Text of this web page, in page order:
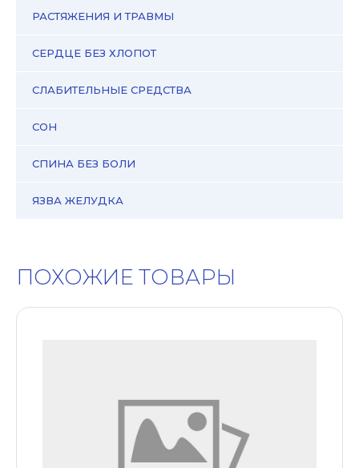
РАСТЯЖЕНИЯ И ТРАВМЫ
СЕРДЦЕ БЕЗ ХЛОПОТ
СЛАБИТЕЛЬНЫЕ СРЕДСТВА
СОН
СПИНА БЕЗ БОЛИ
ЯЗВА ЖЕЛУДКА
ПОХОЖИЕ ТОВАРЫ